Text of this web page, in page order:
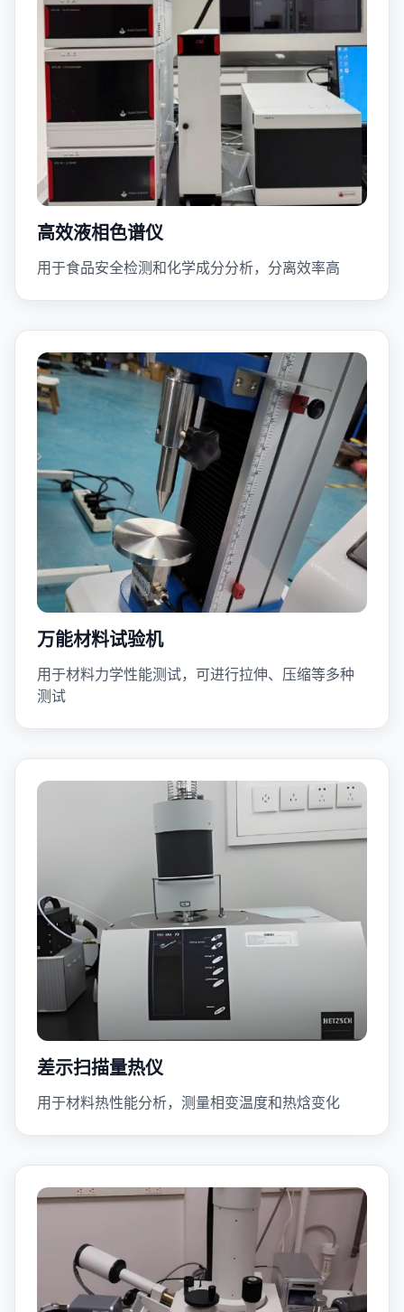
高效液相色谱仪
用于食品安全检测和化学成分分析，分离效率高
万能材料试验机
用于材料力学性能测试，可进行拉伸、压缩等多种
测试
差示扫描量热仪
用于材料热性能分析，测量相变温度和热焓变化